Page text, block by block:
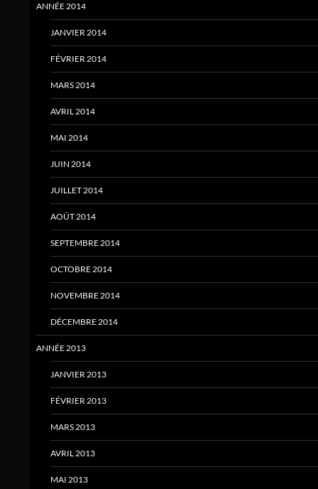
ANNÉE 2014
JANVIER 2014
FÉVRIER 2014
MARS 2014
AVRIL 2014
MAI 2014
JUIN 2014
JUILLET 2014
AOÛT 2014
SEPTEMBRE 2014
OCTOBRE 2014
NOVEMBRE 2014
DÉCEMBRE 2014
ANNÉE 2013
JANVIER 2013
FÉVRIER 2013
MARS 2013
AVRIL 2013
MAI 2013